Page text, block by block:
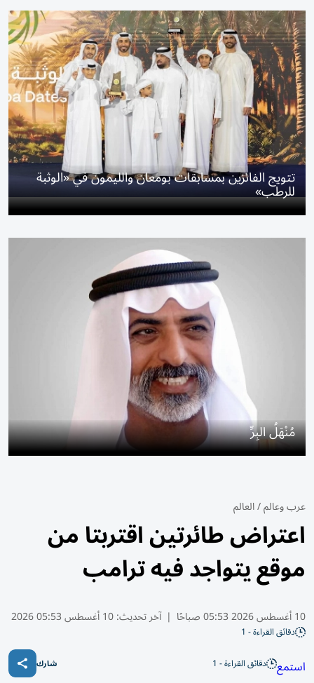
تتويج الفائزين بمسابقات بومعان والليمون في «الوثبة
للرطب»
مُنْهَلُ البِرِّ
عرب وعالم/العالم
اعتراض طائرتين اقتربتا من
موقع يتواجد فيه ترامب
10 أغسطس 2026 05:53 صباحًا | آخر تحديث:10 أغسطس 05:53 2026
دقائق القراءة - 1
استمع دقائق القراءة - 1 شارك